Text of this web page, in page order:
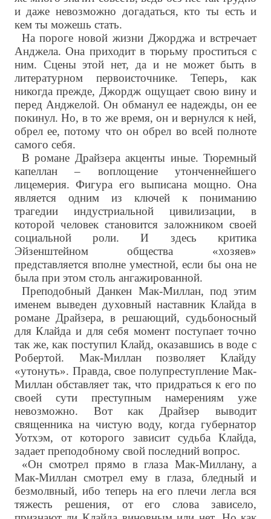
и даже невозможно догадаться, кто ты есть и
кем ты можешь стать.
На пороге новой жизни Джорджа и встречает
Анджела. Она приходит в тюрьму проститься с
ним. Сцены этой нет, да и не может быть в
литературном первоисточнике. Теперь, как
никогда прежде, Джордж ощущает свою вину и
перед Анджелой. Он обманул ее надежды, он ее
покинул. Но, в то же время, он и вернулся к ней,
обрел ее, потому что он обрел во всей полноте
самого себя.
В романе Драйзера акценты иные. Тюремный
капеллан – воплощение утонченнейшего
лицемерия. Фигура его выписана мощно. Она
является одним из ключей к пониманию
трагедии индустриальной цивилизации, в
которой человек становится заложником своей
социальной роли. И здесь критика
Эйзенштейном общества «хозяев»
представляется вполне уместной, если бы она не
была при этом столь ангажированной.
Преподобный Данкен Мак-Миллан, под этим
именем выведен духовный наставник Клайда в
романе Драйзера, в решающий, судьбоносный
для Клайда и для себя момент поступает точно
так же, как поступил Клайд, оказавшись в воде с
Робертой. Мак-Миллан позволяет Клайду
«утонуть». Правда, свое полупреступление Мак-
Миллан обставляет так, что придраться к его по
своей сути преступным намерениям уже
невозможно. Вот как Драйзер выводит
священника на чистую воду, когда губернатор
Уотхэм, от которого зависит судьба Клайда,
задает преподобному свой последний вопрос.
«Он смотрел прямо в глаза Мак-Миллану, а
Мак-Миллан смотрел ему в глаза, бледный и
безмолвный, ибо теперь на его плечи легла вся
тяжесть решения, от его слова зависело,